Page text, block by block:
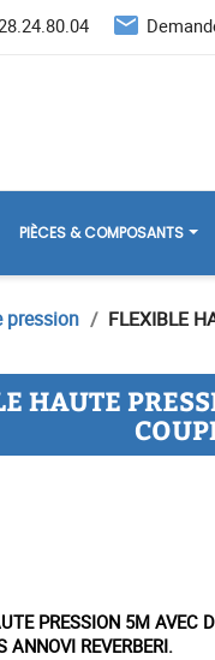
email
PIÈCES & COMPOSANTS
pression
FLEXIBLE
HAUTE
PRESSION 5M AVEC
ANNOVI REVERBERI.